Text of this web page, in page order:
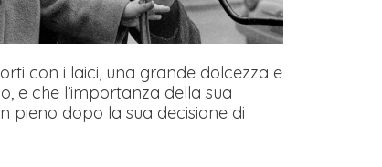
con i laici, una grande dolcezza e
e che l’importanza della sua
pieno dopo la sua decisione di